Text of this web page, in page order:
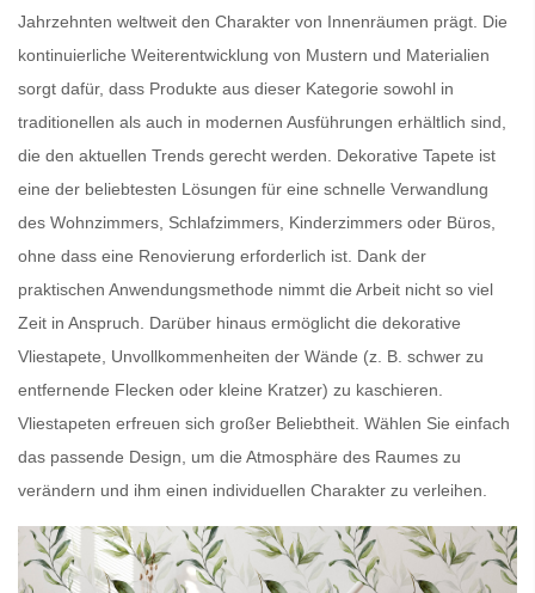
Jahrzehnten weltweit den Charakter von Innenräumen prägt. Die
kontinuierliche Weiterentwicklung von Mustern und Materialien
sorgt dafür, dass Produkte aus dieser Kategorie sowohl in
traditionellen als auch in modernen Ausführungen erhältlich sind,
die den aktuellen Trends gerecht werden. Dekorative Tapete ist
eine der beliebtesten Lösungen für eine schnelle Verwandlung
des Wohnzimmers, Schlafzimmers, Kinderzimmers oder Büros,
ohne dass eine Renovierung erforderlich ist. Dank der
praktischen Anwendungsmethode nimmt die Arbeit nicht so viel
Zeit in Anspruch. Darüber hinaus ermöglicht die dekorative
Vliestapete, Unvollkommenheiten der Wände (z. B. schwer zu
entfernende Flecken oder kleine Kratzer) zu kaschieren.
Vliestapeten erfreuen sich großer Beliebtheit. Wählen Sie einfach
das passende Design, um die Atmosphäre des Raumes zu
verändern und ihm einen individuellen Charakter zu verleihen.